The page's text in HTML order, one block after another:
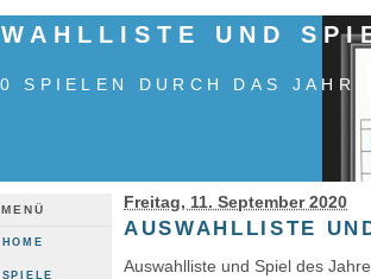
UND
SPIELEN DURCH DAS JAHR
HOME
SPIELE
Freitag, 11. September 2020
AUSWAHLLISTE
Auswahlliste und Spiel des